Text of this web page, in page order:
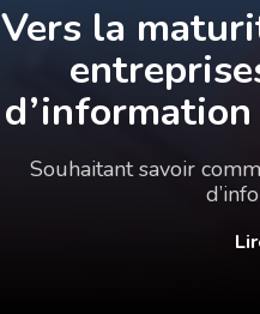
Vers la
Souhaitant savoir